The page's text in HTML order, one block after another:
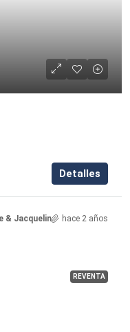
Detalles
& Jacqueline hace 2 años
REVENTA